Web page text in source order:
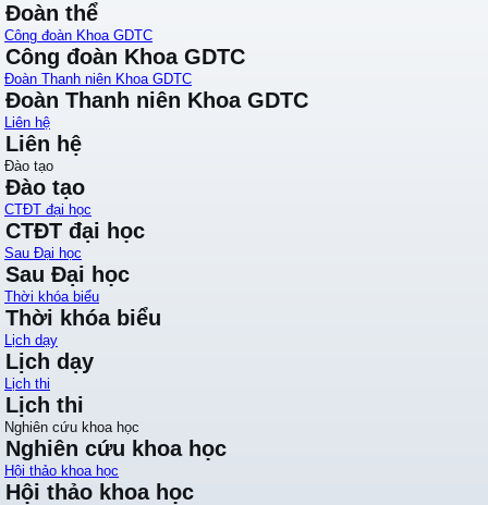
Đoàn thể
Công đoàn Khoa GDTC
Công đoàn Khoa GDTC
Đoàn Thanh niên Khoa GDTC
Đoàn Thanh niên Khoa GDTC
Liên hệ
Liên hệ
Đào tạo
Đào tạo
CTĐT đại học
CTĐT đại học
Sau Đại học
Sau Đại học
Thời khóa biểu
Thời khóa biểu
Lịch dạy
Lịch dạy
Lịch thi
Lịch thi
Nghiên cứu khoa học
Nghiên cứu khoa học
Hội thảo khoa học
Hội thảo khoa học